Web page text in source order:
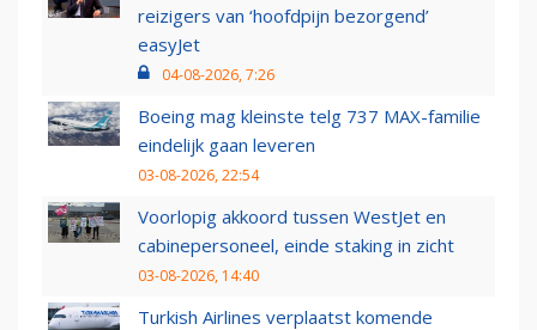
reizigers van ‘hoofdpijn bezorgend’
easyJet
04-08-2026, 7:26
Boeing mag kleinste telg 737 MAX-familie
eindelijk gaan leveren
03-08-2026, 22:54
Voorlopig akkoord tussen WestJet en
cabinepersoneel, einde staking in zicht
03-08-2026, 14:40
Turkish Airlines verplaatst komende